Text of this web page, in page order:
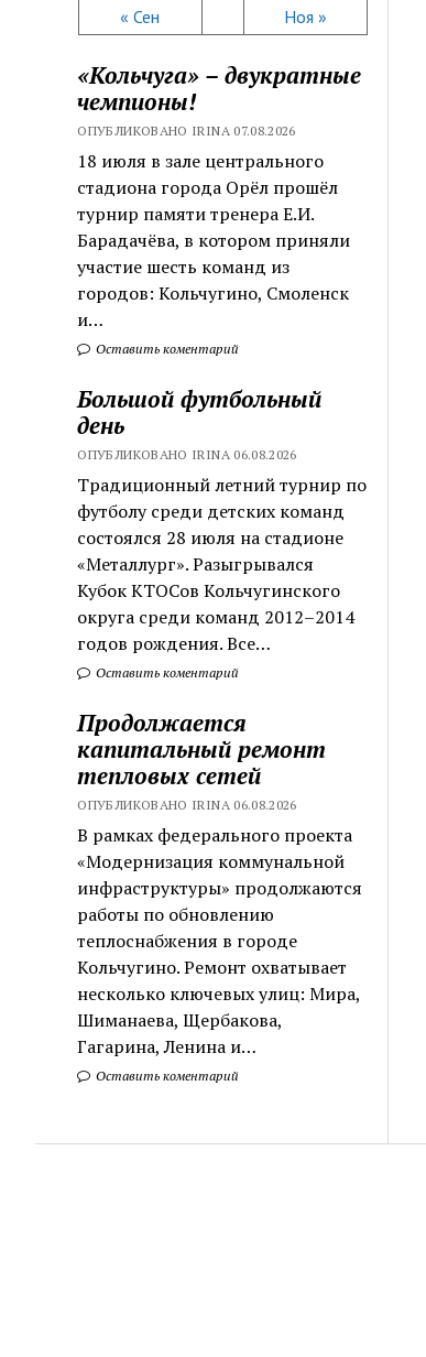
« Сен Ноя »
«Кольчуга» – двукратные
чемпионы!
ОПУБЛИКОВАНО IRINA 07.08.2026
18 июля в зале центрального
стадиона города Орёл прошёл
турнир памяти тренера Е.И.
Барадачёва, в котором приняли
участие шесть команд из
городов: Кольчугино, Смоленск
и…
Оставить коментарий
Большой футбольный
день
ОПУБЛИКОВАНО IRINA 06.08.2026
Традиционный летний турнир по
футболу среди детских команд
состоялся 28 июля на стадионе
«Металлург». Разыгрывался
Кубок КТОСов Кольчугинского
округа среди команд 2012–2014
годов рождения. Все…
Оставить коментарий
Продолжается
капитальный ремонт
тепловых сетей
ОПУБЛИКОВАНО IRINA 06.08.2026
В рамках федерального проекта
«Модернизация коммунальной
инфраструктуры» продолжаются
работы по обновлению
теплоснабжения в городе
Кольчугино. Ремонт охватывает
несколько ключевых улиц: Мира,
Шиманаева, Щербакова,
Гагарина, Ленина и…
Оставить коментарий